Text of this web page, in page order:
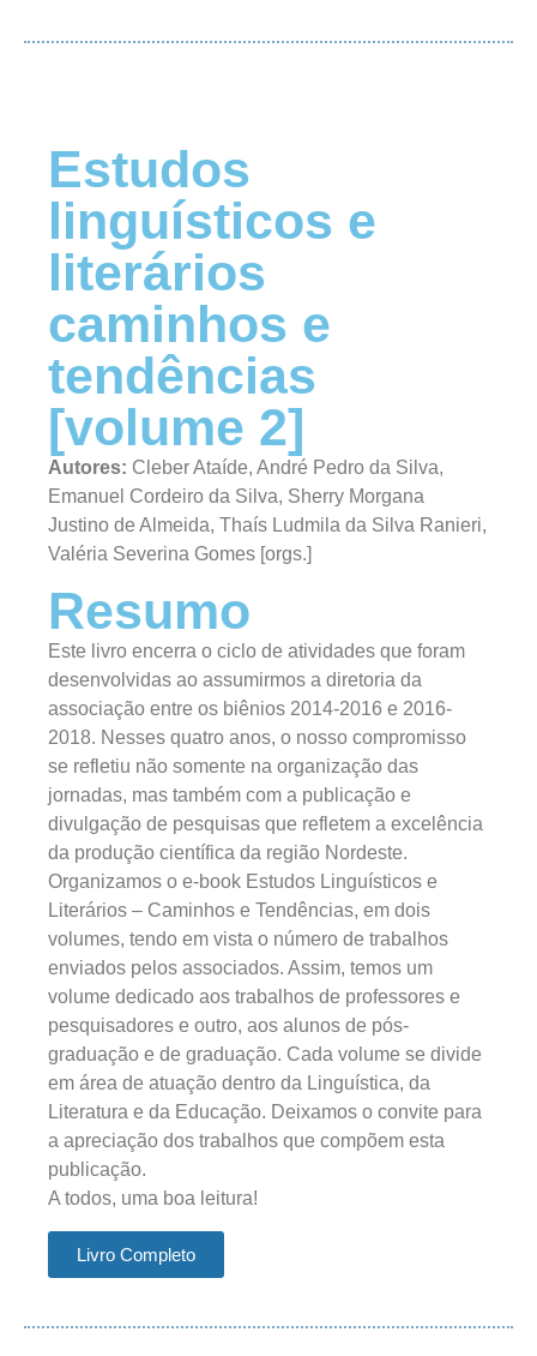
Estudos
linguísticos e
literários
caminhos e
tendências
[volume 2]
Autores: Cleber Ataíde, André Pedro da Silva,
Emanuel Cordeiro da Silva, Sherry Morgana
Justino de Almeida, Thaís Ludmila da Silva Ranieri,
Valéria Severina Gomes [orgs.]
Resumo
Este livro encerra o ciclo de atividades que foram
desenvolvidas ao assumirmos a diretoria da
associação entre os biênios 2014-2016 e 2016-
2018. Nesses quatro anos, o nosso compromisso
se refletiu não somente na organização das
jornadas, mas também com a publicação e
divulgação de pesquisas que refletem a excelência
da produção científica da região Nordeste.
Organizamos o e-book Estudos Linguísticos e
Literários – Caminhos e Tendências, em dois
volumes, tendo em vista o número de trabalhos
enviados pelos associados. Assim, temos um
volume dedicado aos trabalhos de professores e
pesquisadores e outro, aos alunos de pós-
graduação e de graduação. Cada volume se divide
em área de atuação dentro da Linguística, da
Literatura e da Educação. Deixamos o convite para
a apreciação dos trabalhos que compõem esta
publicação.
A todos, uma boa leitura!
Livro Completo